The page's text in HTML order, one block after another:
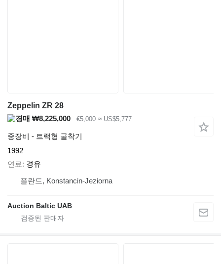
Zeppelin ZR 28
₩8,225,000
€5,000 ≈ US$5,777
중장비 - 트랙형 굴착기
1992
연료
경유
폴란드, Konstancin-Jeziorna
Auction Baltic UAB